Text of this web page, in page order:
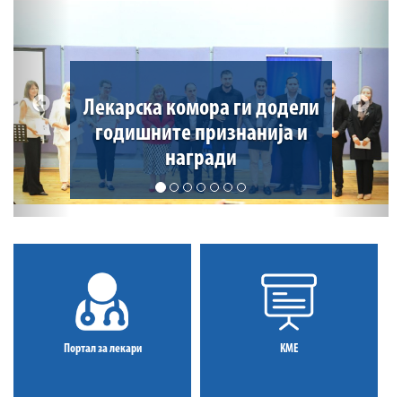
Лекарска комора одбележува
34 години од основањето и
свечено го отвори
историското катче на
медицината
Портал за лекари КМЕ